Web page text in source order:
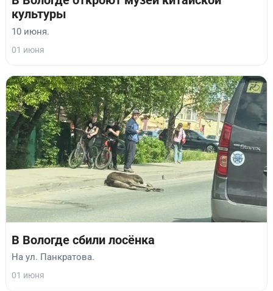
культуры
10 июня.
01 июня
В Вологде сбили лосёнка
На ул. Панкратова.
01 июня